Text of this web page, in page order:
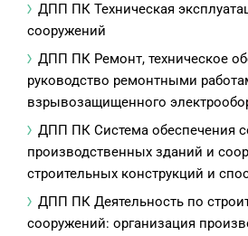
ДПП ПК Техническая
сооружений
ДПП ПК Ремонт, техническое
руководство ремонтными
взрывозащищенного
ДПП ПК Система обеспечения
производственных зданий и
строительных конструкций и
ДПП ПК Деятельность по
сооружений: организация